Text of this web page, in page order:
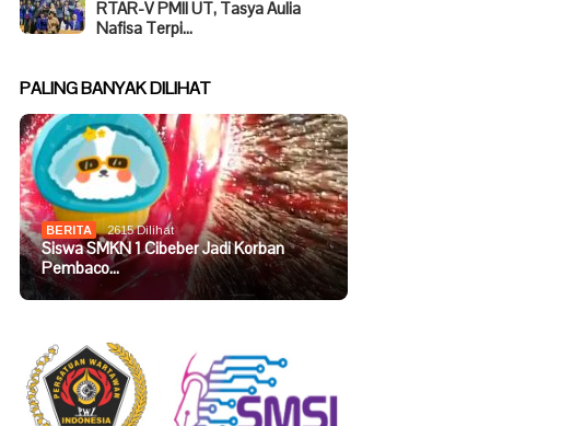
RTAR-V PMII UT, Tasya Aulia
Nafisa Terpi…
PALING BANYAK DILIHAT
BERITA 2615 Dilihat
Siswa SMKN 1 Cibeber Jadi Korban
Pembaco…